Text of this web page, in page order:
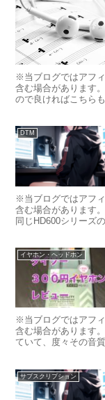
※当ブログではアフ
含む場合があります
ので良ければこちら
DTM
※当ブログではアフ
含む場合があります
同じHD600シリーズ
イヤホン・ヘッドホン
※当ブログではアフ
含む場合があります
ていて、度々その音
サブスクリプション